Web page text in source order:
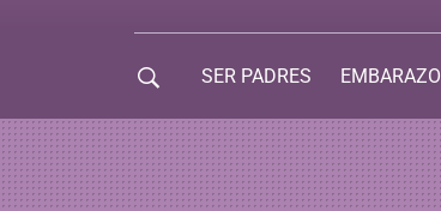
SER PADRES EMBARAZO